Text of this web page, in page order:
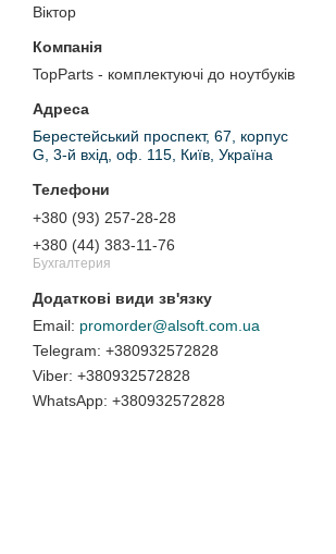
Віктор
TopParts - комплектуючі до ноутбуків
Берестейський проспект, 67, корпус
G, 3-й вхід, оф. 115, Київ, Україна
+380 (93) 257-28-28
+380 (44) 383-11-76
Бухгалтерия
promorder@alsoft.com.ua
+380932572828
+380932572828
+380932572828